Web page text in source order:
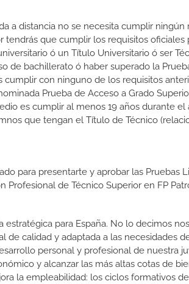
a distancia no se necesita cumplir
tendrás que cumplir los requisitos
ó un Título Universitario ó ser
de bachillerato ó haber superado la
cumplir con ninguno de los requisitos
Prueba de Acceso a Grado
es cumplir al menos 19 años durante
que tengan el Título de Técnico
para presentarte y aprobar las Pruebas
Profesional de Técnico Superior en FP
estratégica para España. No lo decimos
de calidad y adaptada a las necesidades
personal y profesional de nuestra
y alcanzar las más altas cotas de
la empleabilidad: los ciclos formativos